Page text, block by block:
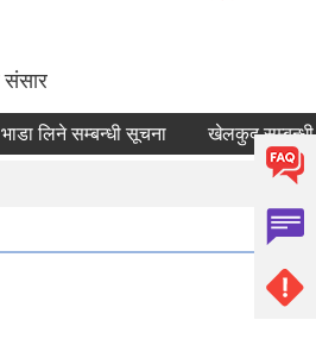
लिने सम्बन्धी सूचना खेलकुद सम्बन्धी